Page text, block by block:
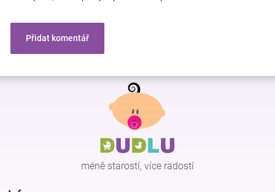
Přidat komentář
Z
méně starostí, více radostí